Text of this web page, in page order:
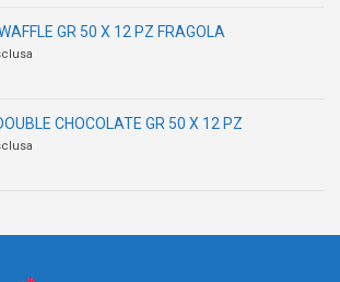
GR 50 X 12 PZ FRAGOLA
CHOCOLATE GR 50 X 12 PZ